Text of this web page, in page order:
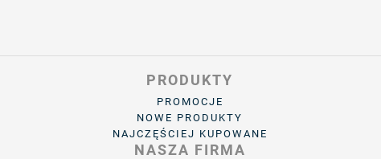
PRODUKTY
PROMOCJE
NOWE PRODUKTY
NAJCZĘŚCIEJ KUPOWANE
NASZA FIRMA